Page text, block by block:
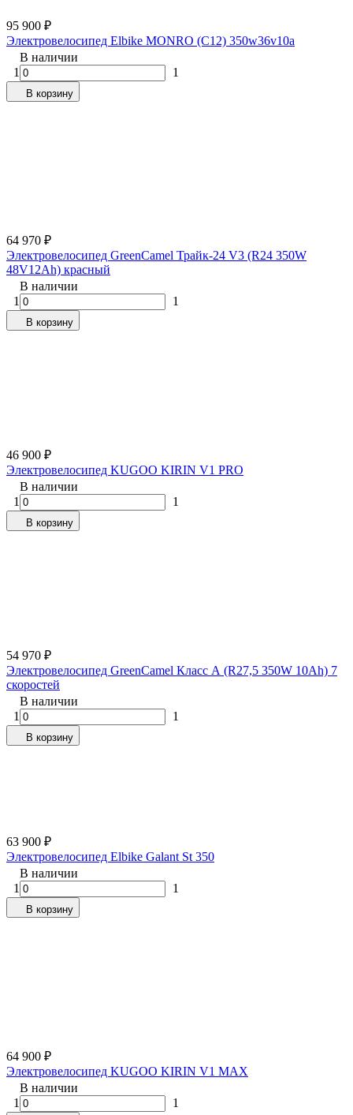
95 900 ₽
Электровелосипед Elbike MONRO (C12) 350w36v10a
В наличии
1
1
В корзину
64 970 ₽
Электровелосипед GreenCamel Трайк-24 V3 (R24 350W
48V12Ah) красный
В наличии
1
1
В корзину
46 900 ₽
Электровелосипед KUGOO KIRIN V1 PRO
В наличии
1
1
В корзину
54 970 ₽
Электровелосипед GreenCamel Класс А (R27,5 350W 10Ah) 7
скоростей
В наличии
1
1
В корзину
63 900 ₽
Электровелосипед Elbike Galant St 350
В наличии
1
1
В корзину
64 900 ₽
Электровелосипед KUGOO KIRIN V1 MAX
В наличии
1
1